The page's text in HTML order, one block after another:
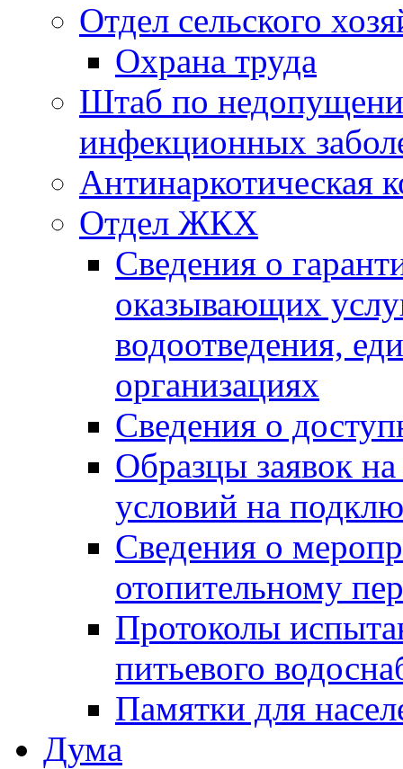
Отдел сельского
Охрана труда
Штаб по
инфекционных
Антинаркотическая
Отдел ЖКХ
Сведения о
оказывающих
водоотведения,
организациях
Сведения о
Образцы заявок
условий на
Сведения о
отопительному
Протоколы
питьевого
Памятки для
Дума